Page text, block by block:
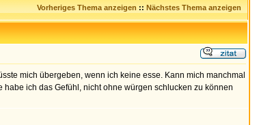
Vorheriges Thema anzeigen :: Nächstes Thema anzeigen
mich übergeben, wenn ich keine esse. Kann mich manchmal
ich das Gefühl, nicht ohne würgen schlucken zu können